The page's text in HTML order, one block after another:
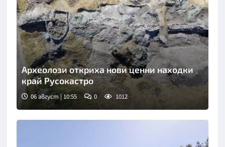
Археолози откриха нови ценни находки
край Русокастро
06 август | 10:55 0 1012